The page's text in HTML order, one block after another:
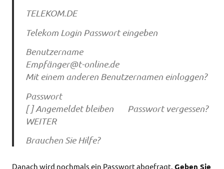
TELEKOM.DE
Telekom Login Passwort eingeben
Benutzername
Empfänger@t-online.de
Mit einem anderen Benutzernamen einloggen?
Passwort
[ ] Angemeldet bleiben Passwort vergessen?
WEITER
Brauchen Sie Hilfe?
Danach wird nochmals ein Passwort abgefragt. Geben Sie